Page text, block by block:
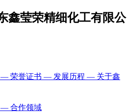
— 荣誉证书 — 发展历程 — 关于鑫
— 合作领域